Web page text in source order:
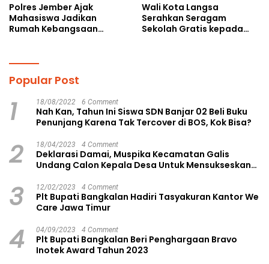
Polres Jember Ajak
Mahasiswa Jadikan
Rumah Kebangsaan
Wali Kota Langsa
Serahkan Seragam
Sekolah Gratis kepada
Popular Post
1 18/08/2022 6 Comment
Nah Kan, Tahun Ini Siswa SDN Banjar 02 Beli Buku
Penunjang Karena Tak Tercover di BOS, Kok Bisa?
2 18/04/2023 4 Comment
Deklarasi Damai, Muspika Kecamatan Galis
Undang Calon Kepala Desa Untuk Mensukseskan
3 12/02/2023 4 Comment
Plt Bupati Bangkalan Hadiri Tasyakuran Kantor We
Care Jawa Timur
4 04/09/2023 4 Comment
Plt Bupati Bangkalan Beri Penghargaan Bravo
Inotek Award Tahun 2023